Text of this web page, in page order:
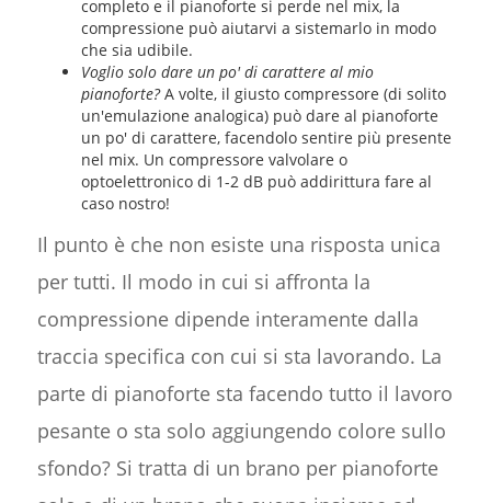
completo e il pianoforte si perde nel mix, la
compressione può aiutarvi a sistemarlo in modo
che sia udibile.
Voglio solo dare un po' di carattere al mio
pianoforte?A volte, il giusto compressore (di solito
un'emulazione analogica) può dare al pianoforte
un po' di carattere, facendolo sentire più presente
nel mix. Un compressore valvolare o
optoelettronico di 1-2 dB può addirittura fare al
caso nostro!
Il punto è che non esiste una risposta unica
per tutti. Il modo in cui si affronta la
compressione dipende interamente dalla
traccia specifica con cui si sta lavorando. La
parte di pianoforte sta facendo tutto il lavoro
pesante o sta solo aggiungendo colore sullo
sfondo? Si tratta di un brano per pianoforte